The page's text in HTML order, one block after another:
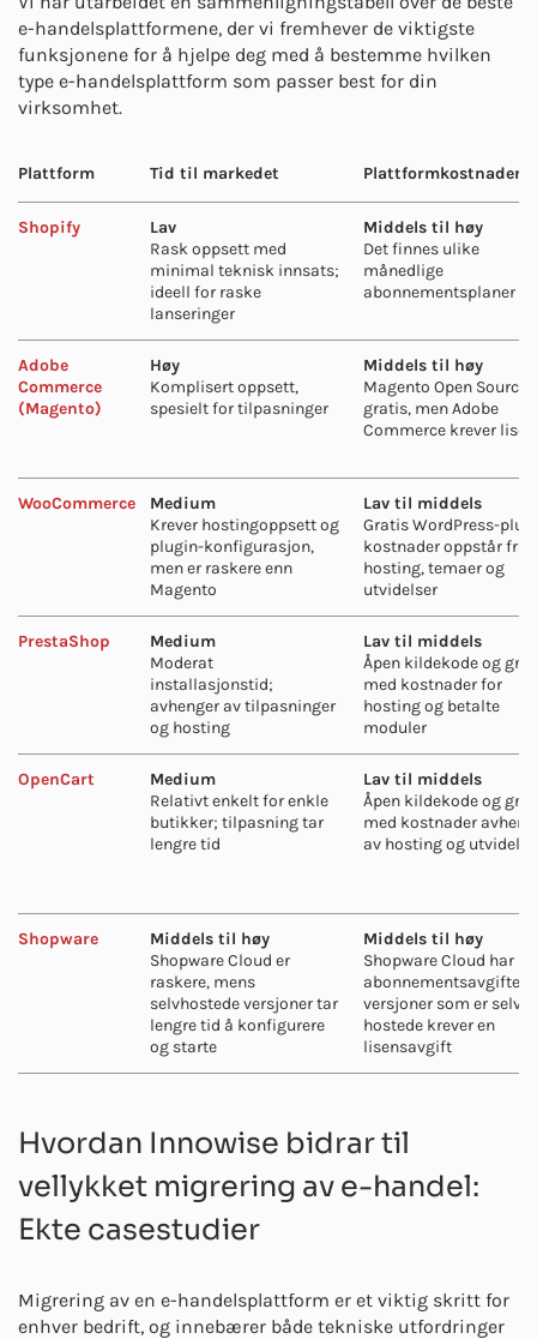
e-handelsplattformene, der vi fremhever de viktigste
funksjonene for å hjelpe deg med å bestemme hvilken
type e-handelsplattform som passer best for din
virksomhet.
Plattform Tid til markedet Plattformkostnader
Shopify
Lav
Rask oppsett med
minimal teknisk innsats;
ideell for raske
lanseringer
Middels til høy
Det finnes ulike
månedlige
abonnementsplaner
Adobe
Commerce
(Magento)
Høy
Komplisert oppsett,
spesielt for tilpasninger
Middels til høy
Magento Open Source
gratis, men Adobe
Commerce krever
WooCommerce
Medium
Krever hostingoppsett og
plugin-konfigurasjon,
men er raskere enn
Magento
Lav til middels
Gratis WordPress-
kostnader oppstår fra
hosting, temaer og
utvidelser
PrestaShop
Medium
Moderat
installasjonstid;
avhenger av tilpasninger
og hosting
Lav til middels
Åpen kildekode og
med kostnader for
hosting og betalte
moduler
OpenCart
Medium
Relativt enkelt for enkle
butikker; tilpasning tar
lengre tid
Lav til middels
Åpen kildekode og
med kostnader
av hosting og
Shopware
Middels til høy
Shopware Cloud er
raskere, mens
selvhostede versjoner tar
lengre tid å konfigurere
og starte
Middels til høy
Shopware Cloud har
abonnementsavgifter;
versjoner som er selv-
hostede krever en
lisensavgift
Hvordan Innowise bidrar til
vellykket migrering av e-handel:
Ekte casestudier
Migrering av en e-handelsplattform er et viktig skritt for
enhver bedrift, og innebærer både tekniske utfordringer